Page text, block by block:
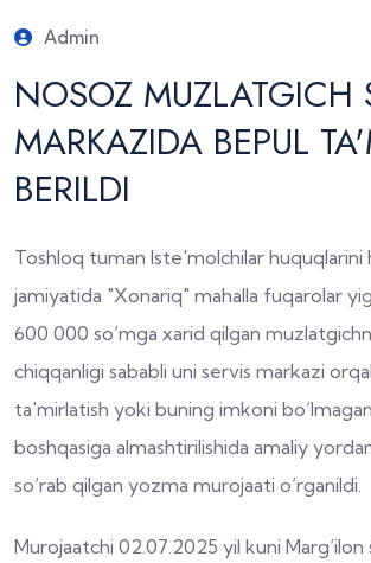
Admin
NOSOZ MUZLATGICH
MARKAZIDA BEPUL
BERILDI
Toshloq tuman Iste'molchilar huquqlarini
jamiyatida "Xonariq" mahalla fuqarolar
600 000 so‘mga xarid qilgan
chiqqanligi sababli uni servis markazi
ta'mirlatish yoki buning imkoni
boshqasiga almashtirilishida amaliy
so‘rab qilgan yozma murojaati o‘rganildi.
Murojaatchi 02.07.2025 yil kuni Marg‘ilon